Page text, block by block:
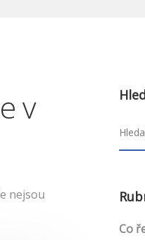
v
nejsou
Co